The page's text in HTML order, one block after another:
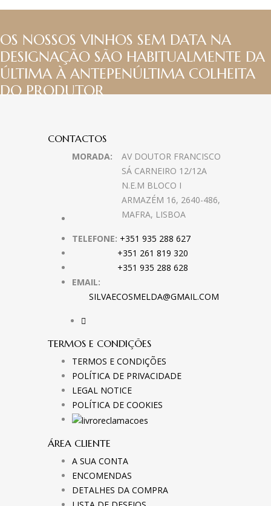
OS NOSSOS VINHOS SEM DATA NA
DESIGNAÇÃO SÃO HABITUALMENTE DA
ÚLTIMA À ANTEPENÚLTIMA COLHEITA
DO PRODUTOR
CONTACTOS
MORADA:
AV DOUTOR FRANCISCO
SÁ CARNEIRO 12/12A
N.E.M BLOCO I
ARMAZÉM 16, 2640-486,
MAFRA, LISBOA
TELEFONE: +351 935 288 627
+351 261 819 320
+351 935 288 628
EMAIL:
SILVAECOSMELDA@GMAIL.COM
TERMOS E CONDIÇÕES
TERMOS E CONDIÇÕES
POLÍTICA DE PRIVACIDADE
LEGAL NOTICE
POLÍTICA DE COOKIES
ÁREA CLIENTE
A SUA CONTA
ENCOMENDAS
DETALHES DA COMPRA